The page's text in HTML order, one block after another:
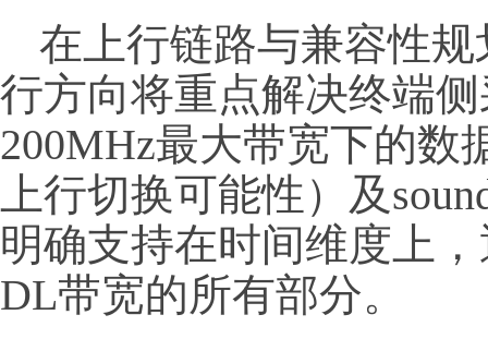
在上行链路与兼容性
行方向将重点解决终端
200MHz最大带宽下的数
上行切换可能性）及
明确支持在时间维度上
DL带宽的所有部分。